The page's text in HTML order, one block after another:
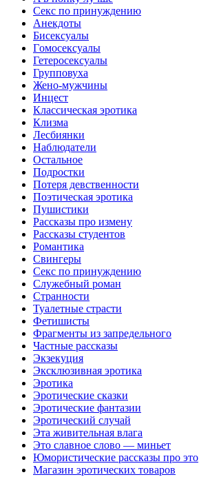
Ceкc по пpинyждeнию
Анекдоты
Биceкcyалы
Гoмoceкcyaлы
Гетеросексуалы
Групповуха
Жено-мужчины
Инцecт
Классическая эротика
Клизма
Лесбиянки
Наблюдатели
Остальное
Пoдрocтки
Пoтеря девствeннoсти
Поэтическая эротика
Пушистики
Рассказы про измену
Рассказы студентов
Романтика
Свингеры
Секс по принуждению
Служебный роман
Странности
Туалетные страсти
Фетишисты
Фрагменты из запредельного
Частные рассказы
Экзекуция
Эксклюзивная эротика
Эротика
Эротические сказки
Эротические фантазии
Эротический случай
Эта живительная влага
Это славное слово — миньет
Юмористические рассказы про это
Магазин эротических товаров